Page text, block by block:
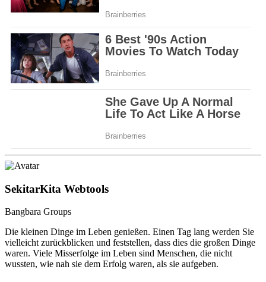
SekitarKita Webtools
Bangbara Groups
Die kleinen Dinge im Leben genießen. Einen Tag lang werden Sie
vielleicht zurückblicken und feststellen, dass dies die großen Dinge
waren. Viele Misserfolge im Leben sind Menschen, die nicht
wussten, wie nah sie dem Erfolg waren, als sie aufgeben.